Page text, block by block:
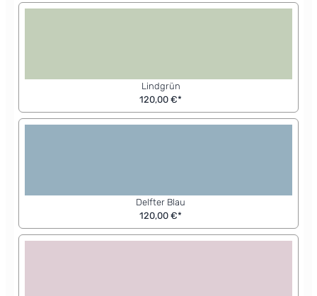
Lindgrün
120,00 €*
Delfter Blau
120,00 €*